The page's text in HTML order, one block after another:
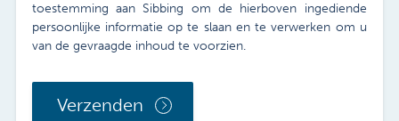
toestemming aan Sibbing om de hierboven ingediende
persoonlijke informatie op te slaan en te verwerken om u
van de gevraagde inhoud te voorzien.